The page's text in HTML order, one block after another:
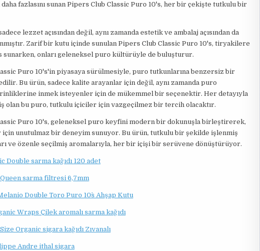
fazlasını sunan Pipers Club Classic Puro 10's, her bir çekişte tutkulu bir
lezzet açısından değil, aynı zamanda estetik ve ambalaj açısından da
Zarif bir kutu içinde sunulan Pipers Club Classic Puro 10's, tiryakilere
sunarken, onları geleneksel puro kültürüyle de buluşturur.
Puro 10's'in piyasaya sürülmesiyle, puro tutkunlarına benzersiz bir
Bu ürün, sadece kalite arayanlar için değil, aynı zamanda puro
inmek isteyenler için de mükemmel bir seçenektir. Her detayıyla
olan bu puro, tutkulu içiciler için vazgeçilmez bir tercih olacaktır.
Puro 10's, geleneksel puro keyfini modern bir dokunuşla birleştirerek,
unutulmaz bir deneyim sunuyor. Bu ürün, tutkulu bir şekilde işlenmiş
ve özenle seçilmiş aromalarıyla, her bir içişi bir serüvene dönüştürüyor.
Double sarma kağıdı 120 adet
sarma filtresi 6,7mm
Double Toro Puro 10´s Ahşap Kutu
Wraps Çilek aromalı sarma kağıdı
Organic sigara kağıdı Zıvanalı
Andre ithal sigara